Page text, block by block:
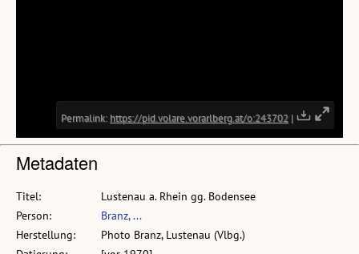
Metadaten
Titel:
Lustenau a. Rhein gg. Bodensee
Person:
Branz, ...
Herstellung:
Photo Branz, Lustenau (Vlbg.)